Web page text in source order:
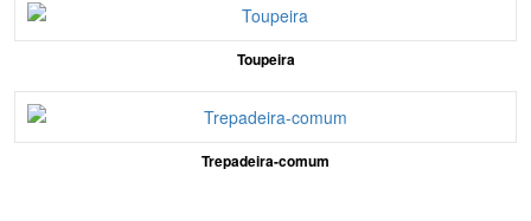
Toupeira
Trepadeira-comum